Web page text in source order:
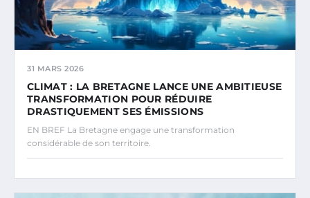
31 MARS 2026
CLIMAT : LA BRETAGNE LANCE UNE AMBITIEUSE
TRANSFORMATION POUR RÉDUIRE
DRASTIQUEMENT SES ÉMISSIONS
EN BREF La Bretagne engage une transformation
considérable de son territoire.